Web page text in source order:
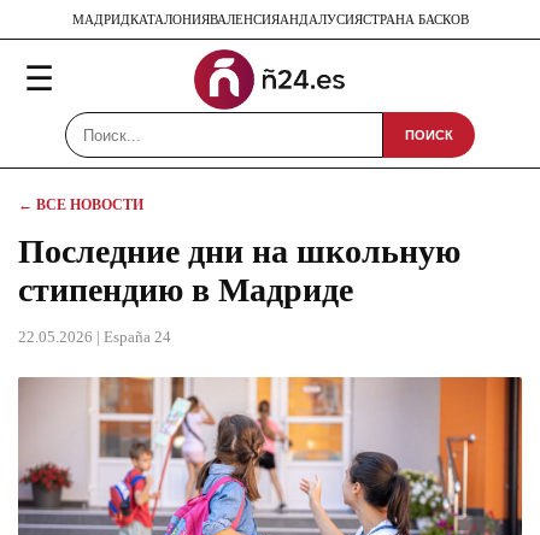
МАДРИДКАТАЛОНИЯВАЛЕНСИЯАНДАЛУСИЯСТРАНА БАСКОВ
☰
ПОИСК
← ВСЕ НОВОСТИ
Последние дни на школьную
стипендию в Мадриде
22.05.2026 | España 24